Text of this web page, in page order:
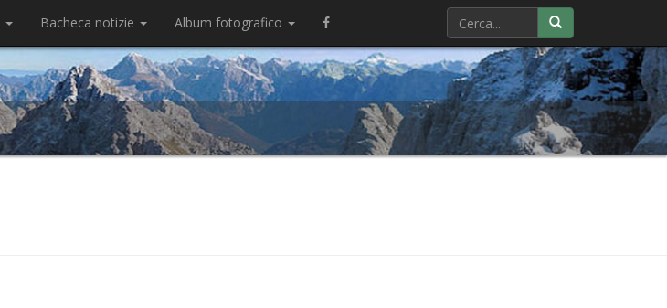
Bacheca notizie Album fotografico